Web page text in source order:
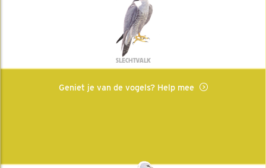
SLECHTVALK
Geniet je van de vogels? Help mee